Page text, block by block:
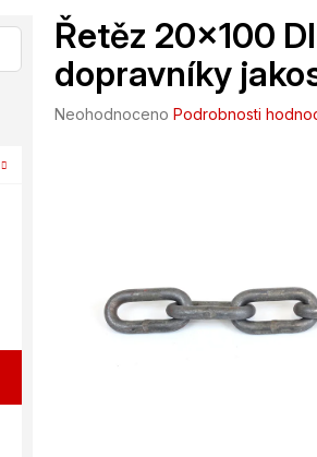
Řetěz 20x100
dopravníky
Průměrné
Neohodnoceno Podrobnosti